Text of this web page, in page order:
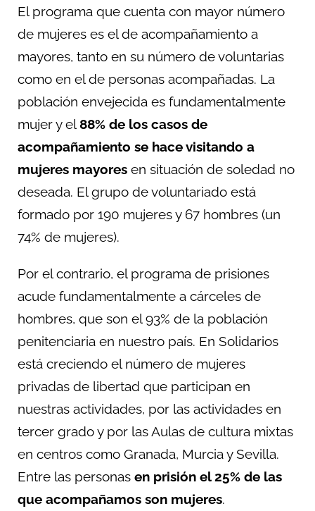
El programa que cuenta con mayor número
de mujeres es el de acompañamiento a
mayores, tanto en su número de voluntarias
como en el de personas acompañadas. La
población envejecida es fundamentalmente
mujer y el88% de los casos de
acompañamiento se hace visitando a
mujeres mayores en situación de soledad no
deseada. El grupo de voluntariado está
formado por 190 mujeres y 67 hombres (un
74% de mujeres).
Por el contrario, el programa de prisiones
acude fundamentalmente a cárceles de
hombres, que son el 93% de la población
penitenciaria en nuestro país. En Solidarios
está creciendo el número de mujeres
privadas de libertad que participan en
nuestras actividades, por las actividades en
tercer grado y por las Aulas de cultura mixtas
en centros como Granada, Murcia y Sevilla.
Entre las personas en prisión el 25% de las
que acompañamos son mujeres.